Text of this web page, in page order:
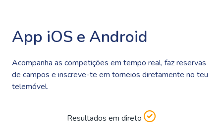
App iOS e Android
Acompanha as competições em tempo real, faz reservas
de campos e inscreve-te em torneios diretamente no teu
telemóvel.
Resultados em direto